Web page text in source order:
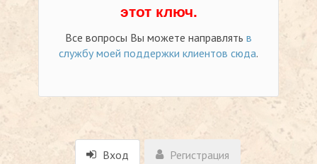
этот ключ.
Все вопросы Вы можете направлять в
службу моей поддержки клиентов сюда.
Вход Регистрация